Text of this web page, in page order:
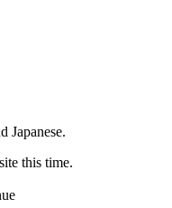
Japanese.
this time.